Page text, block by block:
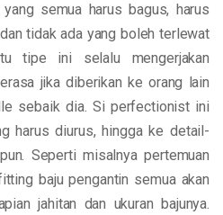
semua harus bagus, harus
tidak ada yang boleh terlewat
tipe ini selalu mengerjakan
jika diberikan ke orang lain
sebaik dia. Si perfectionist ini
harus diurus, hingga ke detail-
Seperti misalnya pertemuan
baju pengantin semua akan
jahitan dan ukuran bajunya.